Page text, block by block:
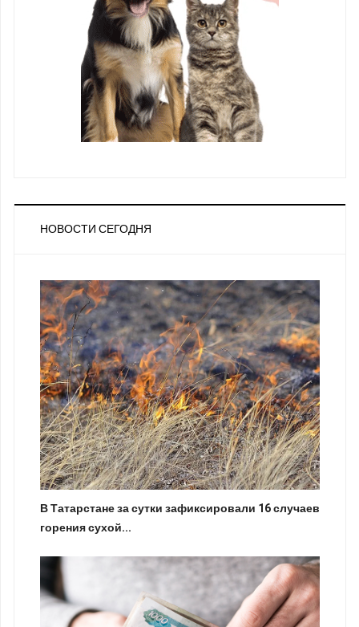
НОВОСТИ СЕГОДНЯ
В Татарстане за сутки зафиксировали 16 случаев
горения сухой...